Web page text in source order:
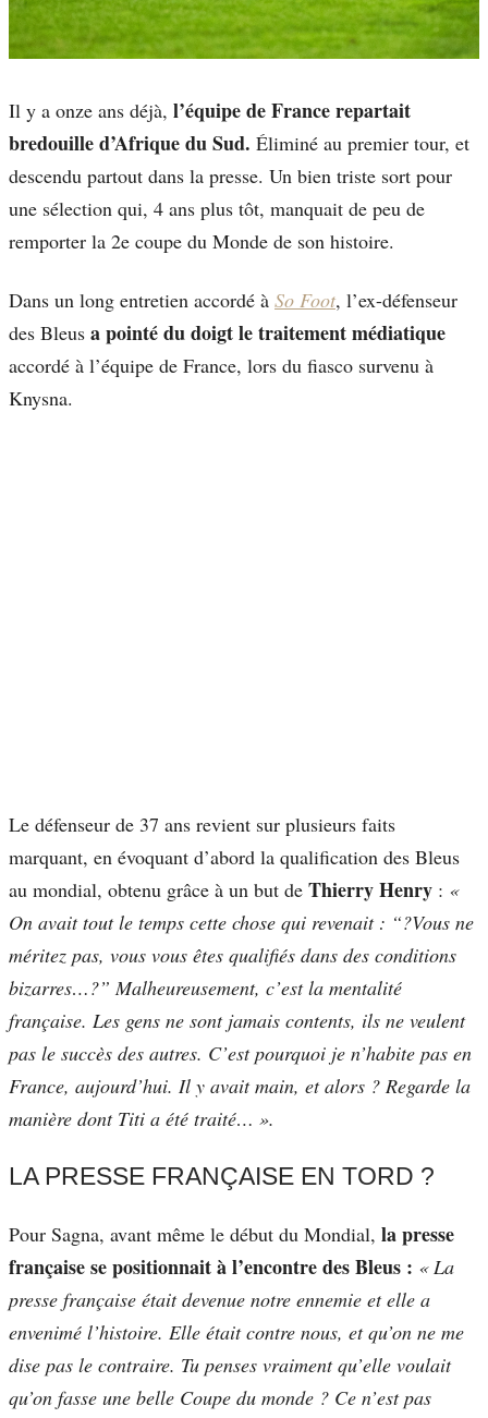
Il y a onze ans déjà, l’équipe de France repartait
bredouille d’Afrique du Sud. Éliminé au premier tour, et
descendu partout dans la presse. Un bien triste sort pour
une sélection qui, 4 ans plus tôt, manquait de peu de
remporter la 2e coupe du Monde de son histoire.
Dans un long entretien accordé à So Foot, l’ex-défenseur
des Bleus a pointé du doigt le traitement médiatique
accordé à l’équipe de France, lors du fiasco survenu à
Knysna.
Le défenseur de 37 ans revient sur plusieurs faits
marquant, en évoquant d’abord la qualification des Bleus
au mondial, obtenu grâce à un but de Thierry Henry : «
On avait tout le temps cette chose qui revenait : “?Vous ne
méritez pas, vous vous êtes qualifiés dans des conditions
bizarres…?” Malheureusement, c’est la mentalité
française. Les gens ne sont jamais contents, ils ne veulent
pas le succès des autres. C’est pourquoi je n’habite pas en
France, aujourd’hui. Il y avait main, et alors ? Regarde la
manière dont Titi a été traité… ».
LA PRESSE FRANÇAISE EN TORD ?
Pour Sagna, avant même le début du Mondial, la presse
française se positionnait à l’encontre des Bleus : « La
presse française était devenue notre ennemie et elle a
envenimé l’histoire. Elle était contre nous, et qu’on ne me
dise pas le contraire. Tu penses vraiment qu’elle voulait
qu’on fasse une belle Coupe du monde ? Ce n’est pas